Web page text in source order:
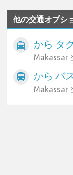
他の交通オプシ
local_taxi から タ
Makassar
directions_bus から バス
Makassar